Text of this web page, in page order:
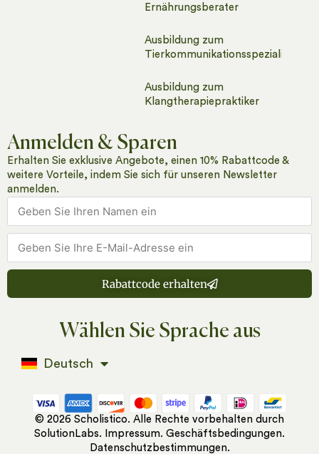
Ernährungsberater
Ausbildung zum
Tierkommunikationsspezialisten
Ausbildung zum
Klangtherapiepraktiker
Anmelden & Sparen
Erhalten Sie exklusive Angebote, einen 10% Rabattcode &
weitere Vorteile, indem Sie sich für unseren Newsletter
anmelden.
Rabattcode erhalten
Wählen Sie Sprache aus
Deutsch
© 2026 Scholistico. Alle Rechte vorbehalten durch
SolutionLabs. Impressum. Geschäftsbedingungen.
Datenschutzbestimmungen.